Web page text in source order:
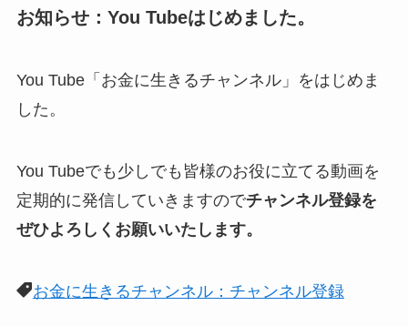
お知らせ：You Tubeはじめました。
You Tube「お金に生きるチャンネル」をはじめま
した。
You Tubeでも少しでも皆様のお役に立てる動画を
定期的に発信していきますのでチャンネル登録を
ぜひよろしくお願いいたします。
お金に生きるチャンネル：チャンネル登録